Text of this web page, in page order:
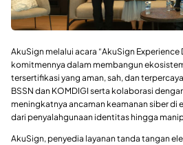
AkuSign melalui acara “AkuSign Experience
komitmennya dalam membangun
tersertifikasi yang aman, sah, dan
BSSN dan KOMDIGI serta kolaborasi
meningkatnya ancaman keamanan siber di
dari penyalahgunaan identitas hingga
AkuSign, penyedia layanan tanda tangan